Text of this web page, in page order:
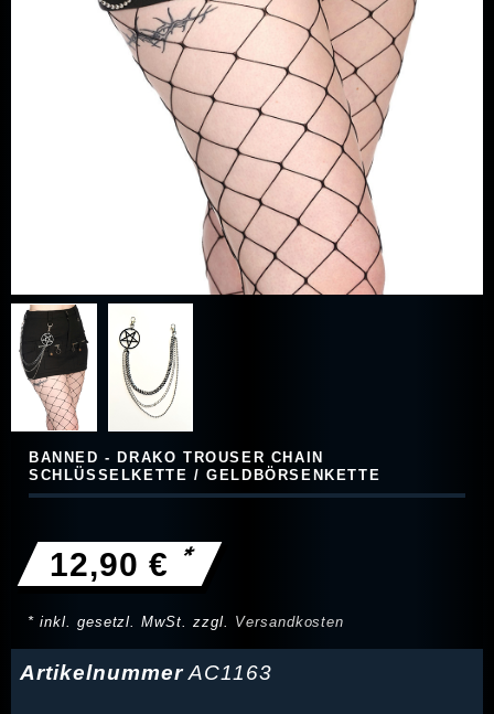
BANNED - DRAKO TROUSER CHAIN
SCHLÜSSELKETTE / GELDBÖRSENKETTE
12,90 € *
* inkl. gesetzl. MwSt. zzgl. Versandkosten
ArtikelnummerAC1163